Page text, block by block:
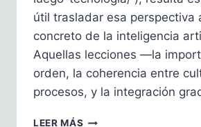
útil trasladar esa perspectiva
concreto de la inteligencia
Aquellas lecciones —la
orden, la coherencia entre
procesos, y la integración
LEER MÁS INTELIGENCIA